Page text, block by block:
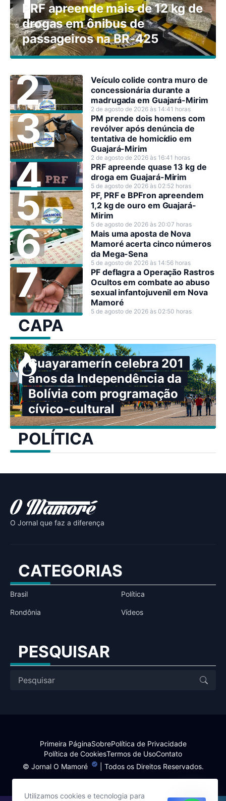
PRF apreende mais de 12 kg de
drogas em ônibus de
passageiros na BR-425
Veículo colide contra muro de
concessionária durante a
madrugada em Guajará-Mirim
2 de agosto de 2026 às 14:41 horas
PM prende dois homens com
revólver após denúncia de
tentativa de homicídio em
Guajará-Mirim
2 de agosto de 2026 às 16:41 horas
PRF apreende quase 13 kg de
droga em Guajará-Mirim
5 de agosto de 2026 às 02:52 horas
PF, PRF e BPFron apreendem
1,2 kg de ouro em Guajará-
Mirim
5 de agosto de 2026 às 20:07 horas
Mais uma aposta de Nova
Mamoré acerta cinco números
da Mega-Sena
5 de agosto de 2026 às 14:56 horas
PF deflagra a Operação Rastros
Ocultos em combate ao abuso
sexual infantojuvenil em Nova
Mamoré
5 de agosto de 2026 às 02:50 horas
CAPA
Guayaramerín celebra 201
anos da Independência da
Bolívia com programação
cívico-cultural
POLÍTICA
O Jornal que faz a diferença
CATEGORIAS
Brasil Política
Rondônia Vídeos
PESQUISAR
© Jornal O Mamoré | Todos os Direitos Reservados.
Primeira PáginaSobrePolítica de Privacidade
Política de CookiesTermos de UsoContato
Utilizamos cookies e tecnologia para